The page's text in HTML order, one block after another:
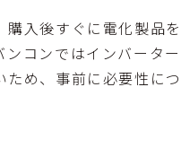
入後すぐに電化製品
コンではインバータ
め、事前に必要性に